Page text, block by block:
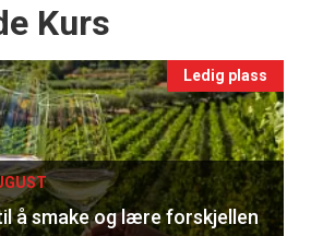
Kurs
Ledig plass
å smake og lære forskjellen